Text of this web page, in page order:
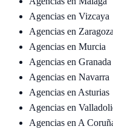
Agencias en Vizcaya
Agencias en Zaragoza
Agencias en Murcia
Agencias en Granada
Agencias en Navarra
Agencias en Asturias
Agencias en
Agencias en A